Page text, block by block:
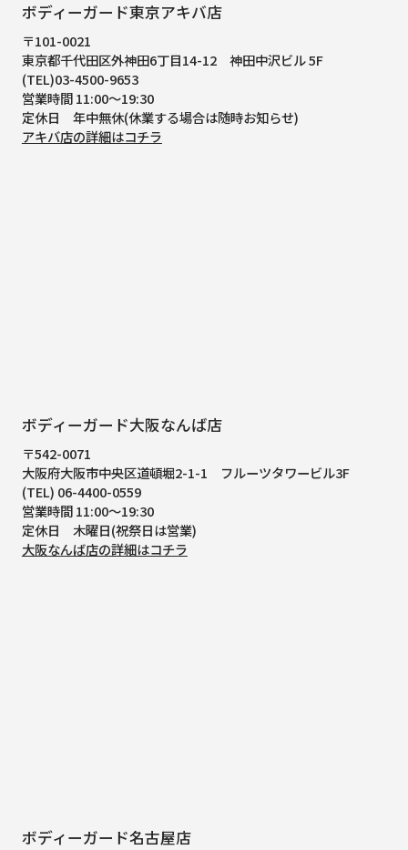
ボディーガード東京アキバ店
〒101-0021
東京都千代田区外神田6丁目14-12 神田中沢ビル 5F
(TEL)03-4500-9653
営業時間 11:00～19:30
定休日 年中無休(休業する場合は随時お知らせ)
アキバ店の詳細はコチラ
ボディーガード大阪なんば店
〒542-0071
大阪府大阪市中央区道頓堀2-1-1
フルーツタワービル3F
(TEL) 06-4400-0559
営業時間 11:00～19:30
定休日 木曜日(祝祭日は営業)
大阪なんば店の詳細はコチラ
ボディーガード名古屋店